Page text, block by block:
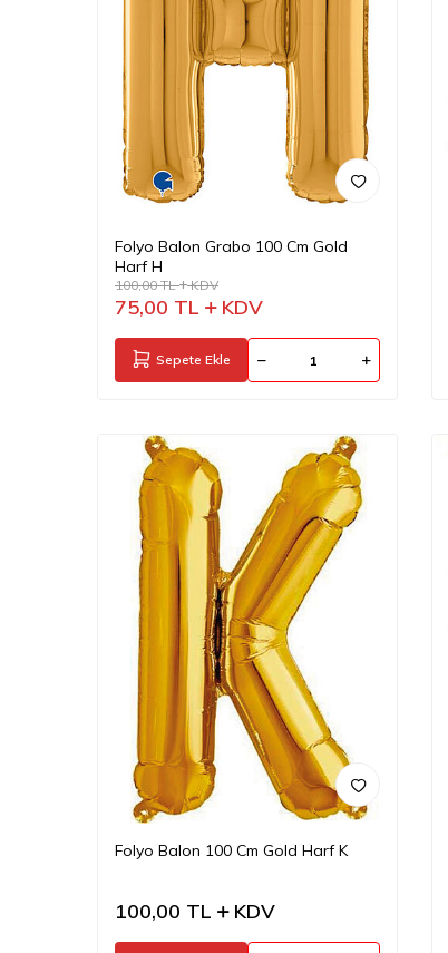
Folyo Balon Grabo 100 Cm Gold
Harf H
100,00TL KDV
75,00 TL KDV
Sepete Ekle
Folyo Balon 100 Cm Gold Harf K
100,00 TL KDV